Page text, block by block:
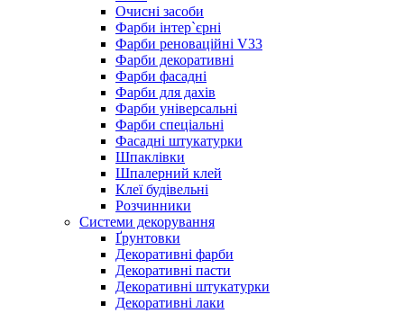
Очисні засоби
Фарби інтер`єрні
Фарби реноваційні V33
Фарби декоративні
Фарби фасадні
Фарби для дахів
Фарби універсальні
Фарби спеціальні
Фасадні штукатурки
Шпаклівки
Шпалерний клей
Клеї будівельні
Розчинники
Системи декорування
Ґрунтовки
Декоративні фарби
Декоративні пасти
Декоративні штукатурки
Декоративні лаки